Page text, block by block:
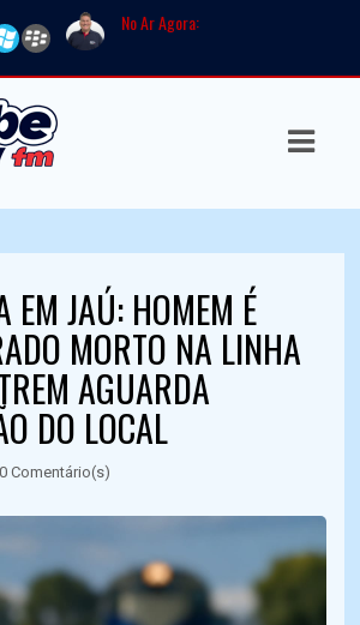
No Ar Agora:
EM JAÚ: HOMEM É
MORTO NA LINHA
AGUARDA
DO LOCAL
0 Comentário(s)